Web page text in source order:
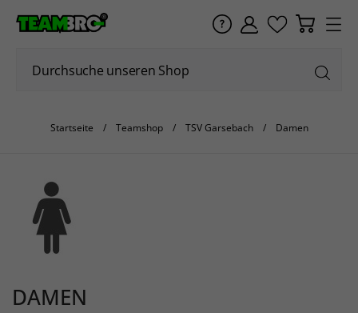
Startseite Teamshop TSV Garsebach Damen
DAMEN